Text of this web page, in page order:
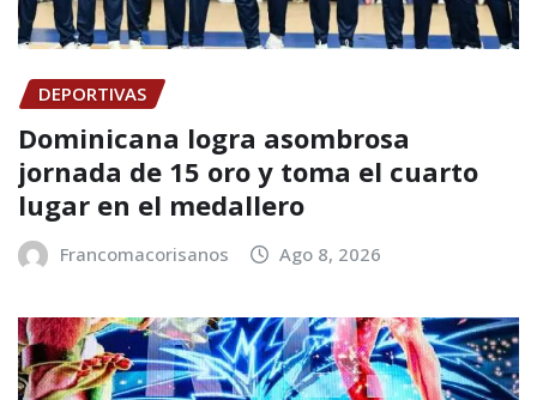
DEPORTIVAS
Dominicana logra asombrosa
jornada de 15 oro y toma el cuarto
lugar en el medallero
Francomacorisanos Ago 8, 2026